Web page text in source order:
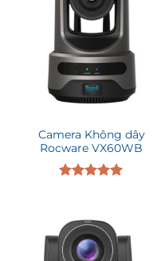
Camera Không dây
Rocware VX60WB